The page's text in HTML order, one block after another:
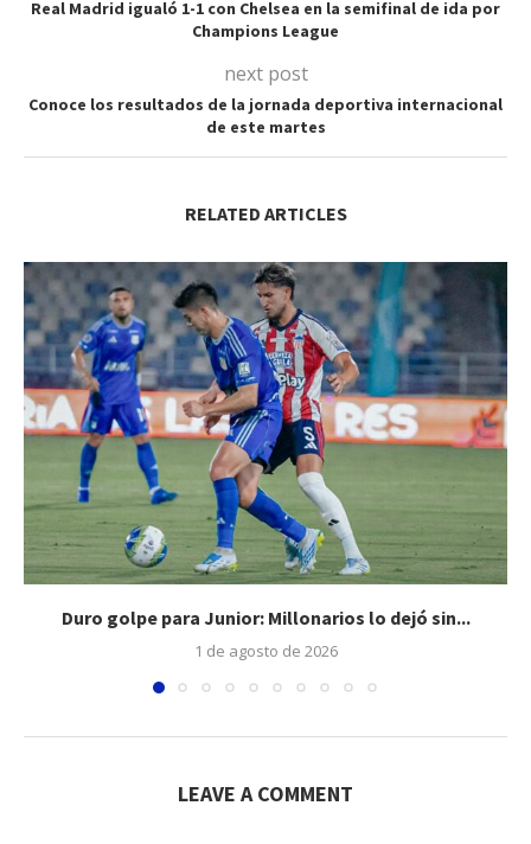
Real Madrid igualó 1-1 con Chelsea en la semifinal de ida por
Champions League
next post
Conoce los resultados de la jornada deportiva internacional
de este martes
RELATED ARTICLES
Duro golpe para Junior: Millonarios lo dejó sin...
1 de agosto de 2026
LEAVE A COMMENT